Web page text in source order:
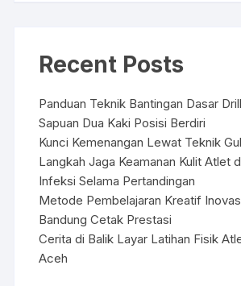
Recent Posts
Panduan Teknik Bantingan Dasar
Sapuan Dua Kaki Posisi Berdiri
Kunci Kemenangan Lewat Teknik
Langkah Jaga Keamanan Kulit Atlet
Infeksi Selama Pertandingan
Metode Pembelajaran Kreatif
Bandung Cetak Prestasi
Cerita di Balik Layar Latihan Fisik
Aceh